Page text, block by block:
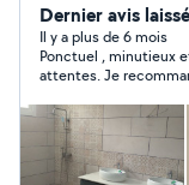
tout travaux de
Dernier avis
Il y a plus de 6 mois
Ponctuel , minutieux
attentes. Je